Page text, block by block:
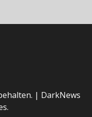
| DarkNews